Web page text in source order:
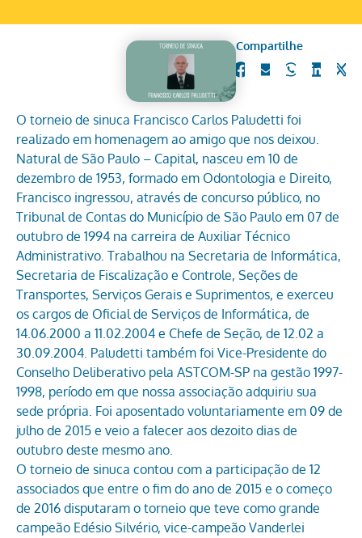
Compartilhe
O torneio de sinuca Francisco Carlos Paludetti foi
realizado em homenagem ao amigo que nos deixou.
Natural de São Paulo – Capital, nasceu em 10 de
dezembro de 1953, formado em Odontologia e Direito,
Francisco ingressou, através de concurso público, no
Tribunal de Contas do Município de São Paulo em 07 de
outubro de 1994 na carreira de Auxiliar Técnico
Administrativo. Trabalhou na Secretaria de Informática,
Secretaria de Fiscalização e Controle, Seções de
Transportes, Serviços Gerais e Suprimentos, e exerceu
os cargos de Oficial de Serviços de Informática, de
14.06.2000 a 11.02.2004 e Chefe de Seção, de 12.02 a
30.09.2004. Paludetti também foi Vice-Presidente do
Conselho Deliberativo pela ASTCOM-SP na gestão 1997-
1998, período em que nossa associação adquiriu sua
sede própria. Foi aposentado voluntariamente em 09 de
julho de 2015 e veio a falecer aos dezoito dias de
outubro deste mesmo ano.
O torneio de sinuca contou com a participação de 12
associados que entre o fim do ano de 2015 e o começo
de 2016 disputaram o torneio que teve como grande
campeão Edésio Silvério, vice-campeão Vanderlei